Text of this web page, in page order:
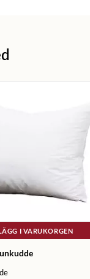
I VARUKORGEN